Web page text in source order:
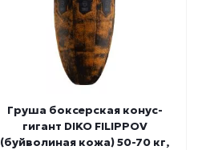
Груша боксерская конус-
гигант DIKO FILIPPOV
(буйволиная кожа) 50-70 кг,